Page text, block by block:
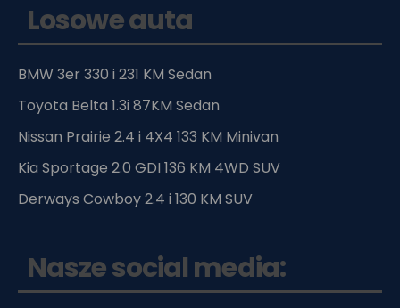
Losowe auta
BMW 3er 330 i 231 KM Sedan
Toyota Belta 1.3i 87KM Sedan
Nissan Prairie 2.4 i 4X4 133 KM Minivan
Kia Sportage 2.0 GDI 136 KM 4WD SUV
Derways Cowboy 2.4 i 130 KM SUV
Nasze social media: